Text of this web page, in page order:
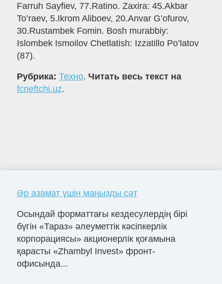
Farruh Sayfiev, 77.Ratino. Zaxira: 45.Akbar
To’raev, 5.Ikrom Aliboev, 20.Anvar G’ofurov,
30.Rustambek Fomin. Bosh murabbiy:
Islombek Ismoilov Chetlatish: Izzatillo Po’latov
(87).
Рубрика: Техно. Читать весь текст на
fcneftchi.uz.
Әр азамат үшін маңызды сәт
Осындай форматтағы кездесулердің бірі
бүгін «Тараз» әлеуметтік кәсіпкерлік
корпорациясы» акционерлік қоғамына
қарасты «Zhambyl Invest» фронт-
офисында...